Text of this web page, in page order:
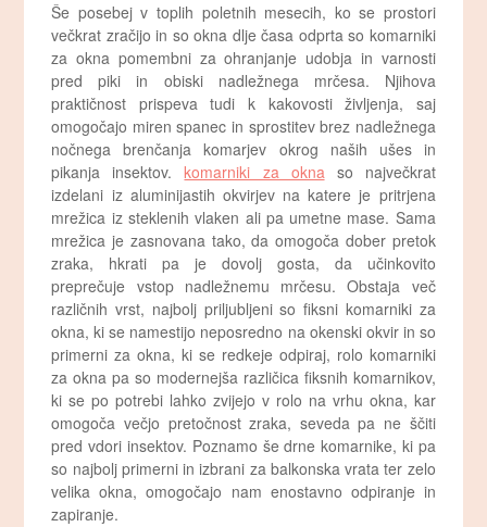
Še posebej v toplih poletnih mesecih, ko se prostori
večkrat zračijo in so okna dlje časa odprta so komarniki
za okna pomembni za ohranjanje udobja in varnosti
pred piki in obiski nadležnega mrčesa. Njihova
praktičnost prispeva tudi k kakovosti življenja, saj
omogočajo miren spanec in sprostitev brez nadležnega
nočnega brenčanja komarjev okrog naših ušes in
pikanja insektov.komarniki za oknaso največkrat
izdelani iz aluminijastih okvirjev na katere je pritrjena
mrežica iz steklenih vlaken ali pa umetne mase. Sama
mrežica je zasnovana tako, da omogoča dober pretok
zraka, hkrati pa je dovolj gosta, da učinkovito
preprečuje vstop nadležnemu mrčesu. Obstaja več
različnih vrst, najbolj priljubljeni so fiksni komarniki za
okna, ki se namestijo neposredno na okenski okvir in so
primerni za okna, ki se redkeje odpiraj, rolo komarniki
za okna pa so modernejša različica fiksnih komarnikov,
ki se po potrebi lahko zvijejo v rolo na vrhu okna, kar
omogoča večjo pretočnost zraka, seveda pa ne ščiti
pred vdori insektov. Poznamo še drne komarnike, ki pa
so najbolj primerni in izbrani za balkonska vrata ter zelo
velika okna, omogočajo nam enostavno odpiranje in
zapiranje.